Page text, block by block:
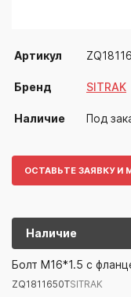
Артикул
Бренд SITRAK
Наличие Под
ОСТАВЬТЕ ЗАЯВКУ
Наличие
Артикул/Бренд
ZQ1811650TSITRAK
Болт М16*1.5 с
ZQ1811650TSITRAK